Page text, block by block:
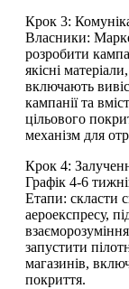
Крок 3:
Власники:
розробити
якісні
включають
кампанії та
цільового
механізм для
Крок 4:
Графік 4-6
Етапи: скласти
аероекспресу,
запустити
магазинів,
покриття.